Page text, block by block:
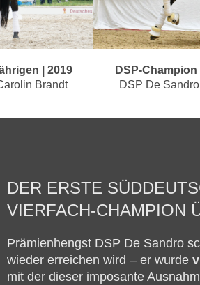
| 2019
Brandt
DSP-
DSP De
DER ERSTE
VIERFACH-CHAMPION
Prämienhengst DSP De Sandro
wieder erreichen wird – er wurde
mit der dieser imposante